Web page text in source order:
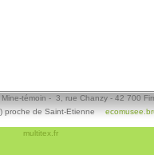
témoin - 3, rue Chanzy - 42 700
proche de Saint-Etienne
multitex.fr